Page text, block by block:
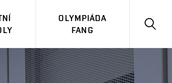
OLYMPIÁDA
FANG